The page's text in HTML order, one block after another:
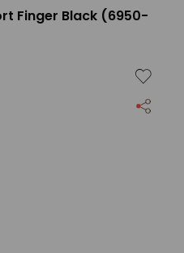
Finger Black (6950-